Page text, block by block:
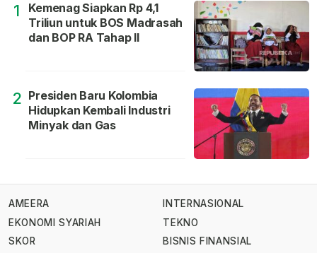
1
Kemenag Siapkan Rp 4,1
Triliun untuk BOS Madrasah
dan BOP RA Tahap II
2 Presiden Baru Kolombia
Hidupkan Kembali Industri
Minyak dan Gas
AMEERA
EKONOMI SYARIAH
SKOR
INTERNASIONAL
TEKNO
BISNIS FINANSIAL